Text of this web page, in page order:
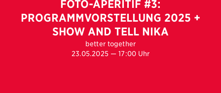
FOTO-APERITIF #3:
PROGRAMMVORSTELLUNG 2025 +
SHOW AND TELL NIKA
better together
23.05.2025 — 17:00 Uhr